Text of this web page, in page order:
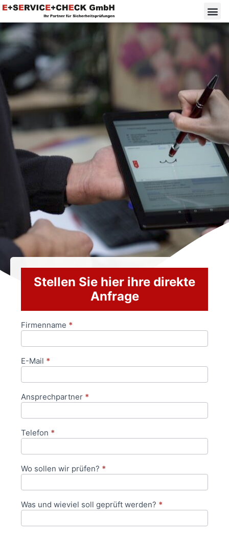
Stellen Sie hier ihre direkte
Anfrage
Anfrageformular
Firmenname *
E-Mail *
Ansprechpartner *
Telefon *
Wo sollen wir prüfen? *
Was und wieviel soll geprüft werden? *